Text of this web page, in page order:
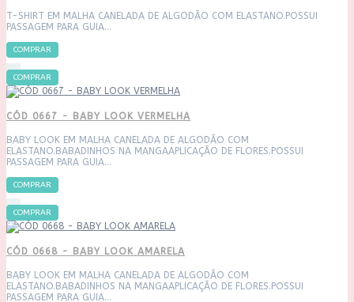
T-SHIRT EM MALHA CANELADA DE ALGODÃO COM ELASTANO.POSSUI
PASSAGEM PARA GUIA...
COMPRAR
COMPRAR
CÓD 0667 - BABY LOOK VERMELHA
BABY LOOK EM MALHA CANELADA DE ALGODÃO COM
ELASTANO.BABADINHOS NA MANGAAPLICAÇÃO DE FLORES.POSSUI
PASSAGEM PARA GUIA...
COMPRAR
COMPRAR
CÓD 0668 - BABY LOOK AMARELA
BABY LOOK EM MALHA CANELADA DE ALGODÃO COM
ELASTANO.BABADINHOS NA MANGAAPLICAÇÃO DE FLORES.POSSUI
PASSAGEM PARA GUIA...